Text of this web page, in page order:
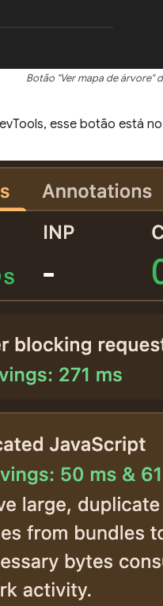
Botão "Ver mapa de árvore"
esse botão está